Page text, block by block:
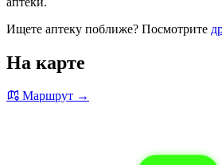
Ищете аптеку поближе? Посмотрите
На карте
Маршрут →